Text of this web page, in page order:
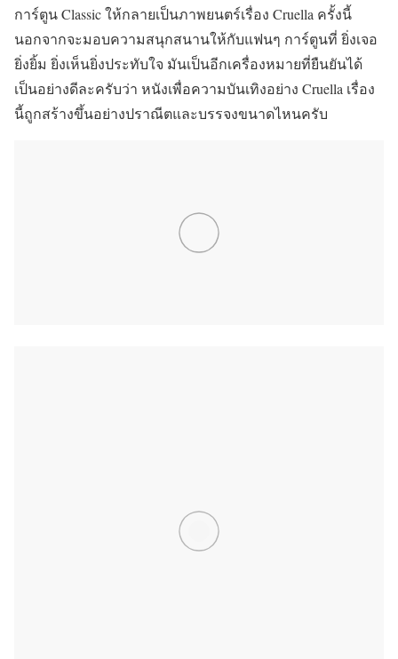
การ์ตูน Classic ให้กลายเป็นภาพยนตร์เรื่อง Cruella ครั้งนี้
นอกจากจะมอบความสนุกสนานให้กับแฟนๆ การ์ตูนที่ ยิ่งเจอ
ยิ่งยิ้ม ยิ่งเห็นยิ่งประทับใจ มันเป็นอีกเครื่องหมายที่ยืนยันได้
เป็นอย่างดีละครับว่า หนังเพื่อความบันเทิงอย่าง Cruella เรื่อง
นี้ถูกสร้างขึ้นอย่างปราณีตและบรรจงขนาดไหนครับ